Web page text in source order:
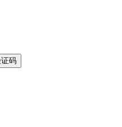
码